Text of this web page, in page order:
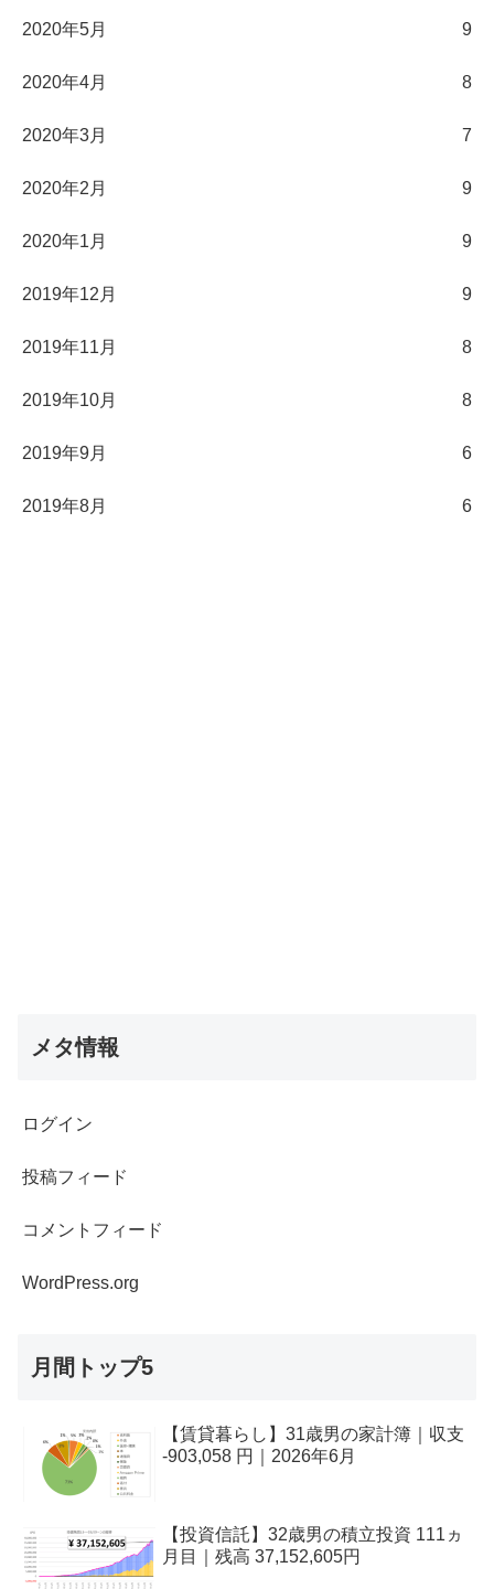
2020年5月 9
2020年4月 8
2020年3月 7
2020年2月 9
2020年1月 9
2019年12月 9
2019年11月 8
2019年10月 8
2019年9月 6
2019年8月 6
メタ情報
ログイン
投稿フィード
コメントフィード
WordPress.org
月間トップ5
【賃貸暮らし】31歳男の家計簿｜収支
-903,058 円｜2026年6月
【投資信託】32歳男の積立投資 111ヵ
月目｜残高 37,152,605円